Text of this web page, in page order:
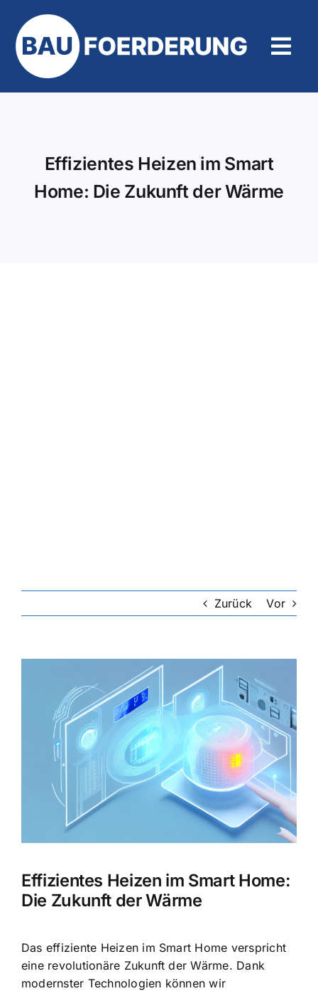
Inhalt
springen
Effizientes Heizen im Smart
Home: Die Zukunft der Wärme
Zurück Vor
grösseres
Effizientes Heizen im Smart Home:
Die Zukunft der Wärme
Das effiziente Heizen im Smart Home verspricht
eine revolutionäre Zukunft der Wärme. Dank
modernster Technologien können wir